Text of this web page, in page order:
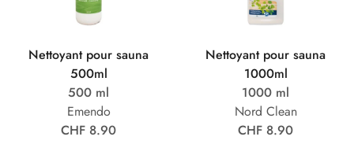
Nettoyant pour sauna
500ml
500 ml
Emendo
CHF 8.90
Nettoyant pour sauna
1000ml
1000 ml
Nord Clean
CHF 8.90